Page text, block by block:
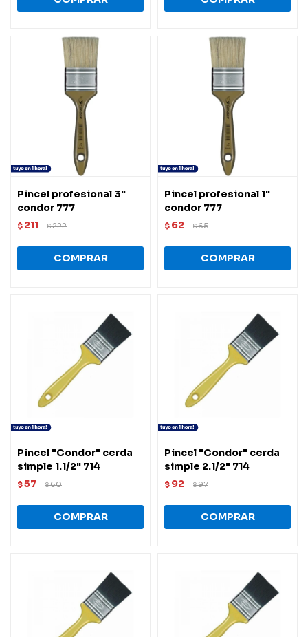
Pincel profesional 3"
condor 777
$ 211 $222
Pincel profesional 1"
condor 777
$ 62 $65
Pincel "Condor" cerda
simple 1.1/2" 714
$57 $60
Pincel "Condor" cerda
simple 2.1/2" 714
$ 92 $97